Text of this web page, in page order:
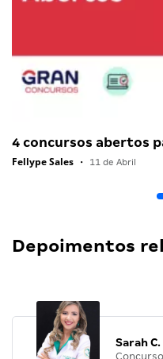
4 concursos abertos
Fellype Sales • 11 de Abril
Depoimentos
Sarah C.